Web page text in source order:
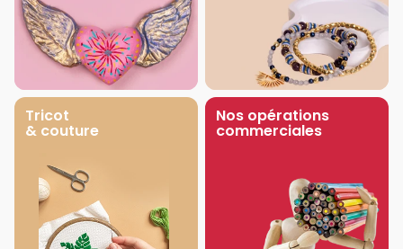
Tricot
& couture
Nos opérations
commerciales